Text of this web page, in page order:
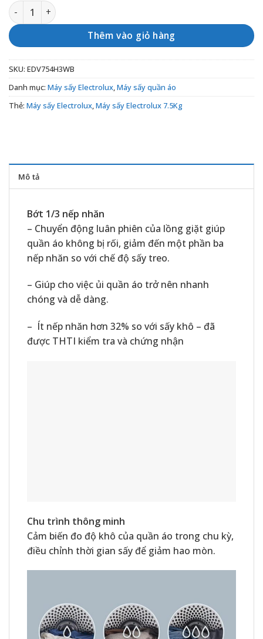
Máy sấy Electrolux 7,5Kg EDV754H3WB số lượng
Thêm vào giỏ hàng
SKU: EDV754H3WB
Danh mục: Máy sấy Electrolux,Máy sấy quần áo
Thẻ: Máy sấy Electrolux,Máy sấy Electrolux 7.5Kg
Mô tả
Bớt 1/3 nếp nhăn
– Chuyển động luân phiên của lồng giặt giúp
quần áo không bị rối, giảm đến một phần ba
nếp nhăn so với chế độ sấy treo.
– Giúp cho việc ủi quần áo trở nên nhanh
chóng và dễ dàng.
– Ít nếp nhăn hơn 32% so với sấy khô – đã
được THTI kiểm tra và chứng nhận
Chu trình thông minh
Cảm biến đo độ khô của quần áo trong chu kỳ,
điều chỉnh thời gian sấy để giảm hao mòn.